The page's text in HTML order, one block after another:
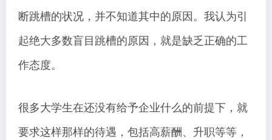
断跳槽的状况，并不知道其中的原因。我认为引
起绝大多数盲目跳槽的原因，就是缺乏正确的工
作态度。
很多大学生在还没有给予企业什么的前提下，就
要求这样那样的待遇，包括高薪酬、升职等等，